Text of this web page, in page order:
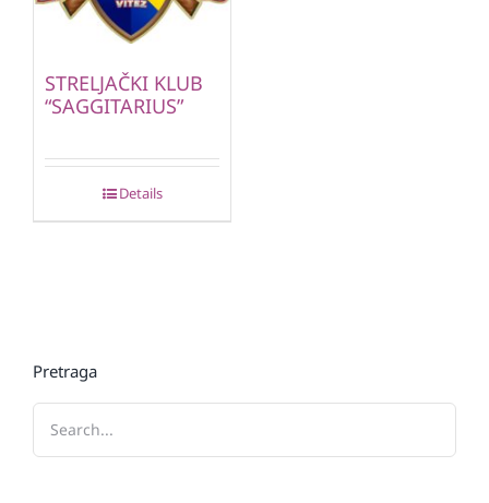
STRELJAČKI KLUB
“SAGGITARIUS”
Details
Pretraga